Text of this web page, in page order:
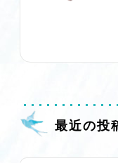
最近の投